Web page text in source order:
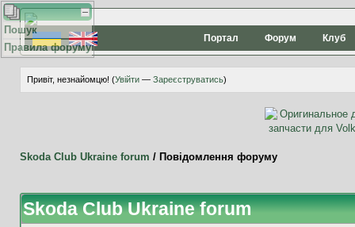
Портал Форум Клуб
Привіт, незнайомцю! (Увійти— Зареєструватись)
Skoda Club Ukraine forum / Повідомлення форуму
Пошук
Правила форуму
Skoda Club Ukraine forum